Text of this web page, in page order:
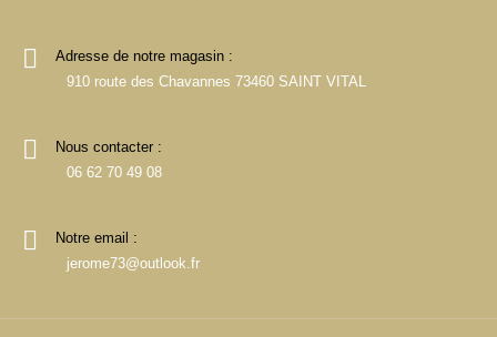
Adresse de notre magasin :
910 route des Chavannes 73460 SAINT VITAL
Nous contacter :
06 62 70 49 08
Notre email :
jerome73@outlook.fr